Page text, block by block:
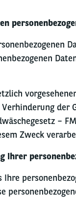
–
Zweck
Ihrer
Ihre